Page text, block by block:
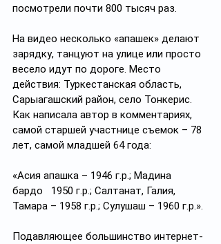
посмотрели почти 800 тысяч раз.
На видео несколько «апашек» делают
зарядку, танцуют на улице или просто
весело идут по дороге. Место
действия: Туркестанская область,
Сарыагашский район, село Тонкерис.
Как написала автор в комментариях,
самой старшей участнице съемок – 78
лет, самой младшей 64 года:
«Асия апашка – 1946 г.р.; Мадина
бардо   1950 г.р.; Салтанат, Галия,
Тамара – 1958 г.р.; Сулушаш – 1960 г.р.».
Подавляющее большинство интернет-